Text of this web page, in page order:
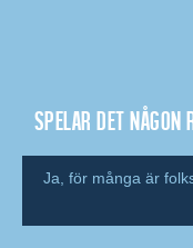
Spelar det
Ja, för många är